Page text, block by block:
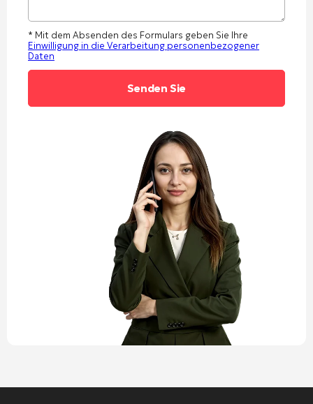
* Mit dem Absenden des Formulars geben Sie Ihre
Einwilligung in die Verarbeitung personenbezogener
Daten